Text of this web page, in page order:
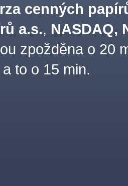
cenných
a.s., NASDAQ,
zpožděna o 20
to o 15 min.